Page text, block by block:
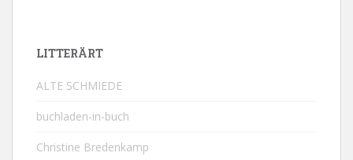
LITTERÄRT
ALTE SCHMIEDE
buchladen-in-buch
Christine Bredenkamp